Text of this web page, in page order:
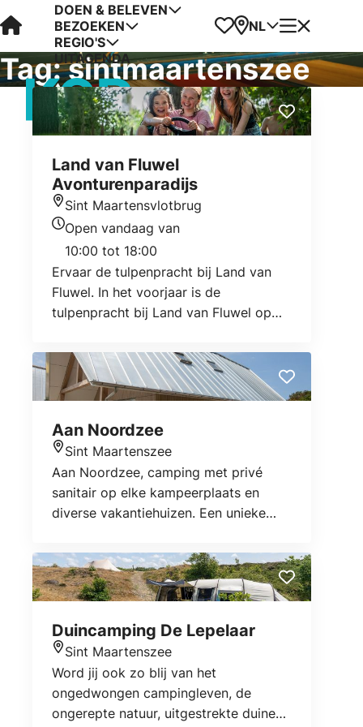
Visit Kop van Holland
DOEN & BELEVEN
BEZOEKEN
REGIO'S
UITAGENDA
Favorieten
Kaart
NL Menu
Tag:sintmaartenszee
Land van Fluwel
Avonturenparadijs
Locatie
Sint Maartensvlotbrug
Openingstijden vandaag
Open vandaag van
10:00 tot 18:00
Ervaar de tulpenpracht bij Land van
Fluwel. In het voorjaar is de
tulpenpracht bij Land van Fluwel op
uitkijktoren heb je een prachtig
uitzicht over de bloembollenvelden in
de omgeving.
Aan Noordzee
Locatie
Sint Maartenszee
Aan Noordzee, camping met privé
sanitair op elke kampeerplaats en
diverse vakantiehuizen. Een unieke
loopafstand en 5 minuten fietsafstand
van de zee en natuurgebied Het
Zwanenwater nabij. Genieten van rust,
Duincamping De Lepelaar
Locatie
Sint Maartenszee
Word jij ook zo blij van het
ongedwongen campingleven, de
ongerepte natuur, uitgestrekte duinen